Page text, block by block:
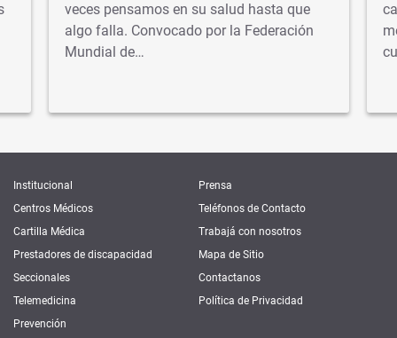
veces pensamos en su salud hasta que
algo falla. Convocado por la Federación
Mundial de…
Institucional
Centros Médicos
Cartilla Médica
Prestadores de discapacidad
Seccionales
Telemedicina
Prevención
Prensa
Teléfonos de Contacto
Trabajá con nosotros
Mapa de Sitio
Contactanos
Política de Privacidad